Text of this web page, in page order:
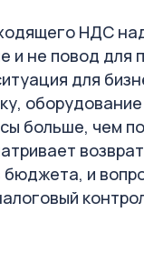
НДС
и не повод для
для
больше, чем
и